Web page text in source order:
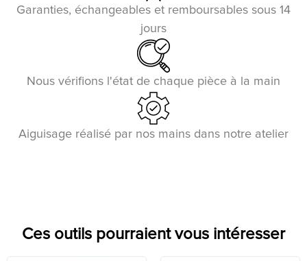
Garanties, échangeables et remboursables sous 14
jours
Nous vérifions l'état de chaque pièce à la main
Aiguisage réalisé par nos mains dans notre atelier
Ces outils pourraient vous intéresser